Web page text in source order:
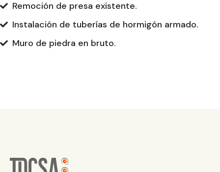
Remoción de presa existente.
Instalación de tuberías de hormigón armado.
Muro de piedra en bruto.